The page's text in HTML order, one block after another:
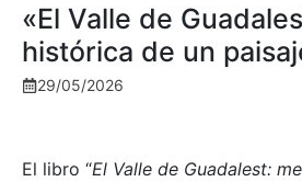
«El Valle de
histórica de un
29/05/2026
El libro “El Valle de Guadalest: